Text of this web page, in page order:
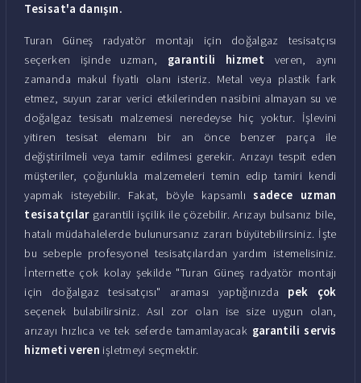
Tesisat'a danışın.
Turan Güneş radyatör montajı için doğalgaz tesisatçısı
seçerken işinde uzman, garantili hizmet veren, aynı
zamanda makul fiyatlı olanı isteriz. Metal veya plastik fark
etmez, suyun zarar verici etkilerinden nasibini almayan su ve
doğalgaz tesisatı malzemesi neredeyse hiç yoktur. İşlevini
yitiren tesisat elemanı bir an önce benzer parça ile
değiştirilmeli veya tamir edilmesi gerekir. Arızayı tespit eden
müşteriler, çoğunlukla malzemeleri temin edip tamiri kendi
yapmak isteyebilir. Fakat, böyle kapsamlısadece uzman
tesisatçılargarantili işçilik ile çözebilir. Arızayı bulsanız bile,
hatalı müdahalelerde bulunursanız zararı büyütebilirsiniz. İşte
bu sebeple profesyonel tesisatçılardan yardım istemelisiniz.
İnternette çok kolay şekilde "Turan Güneş radyatör montajı
için doğalgaz tesisatçısı" araması yaptığınızda pek çok
seçenek bulabilirsiniz. Asıl zor olan ise size uygun olan,
arızayı hızlıca ve tek seferde tamamlayacak garantili servis
hizmeti veren işletmeyi seçmektir.